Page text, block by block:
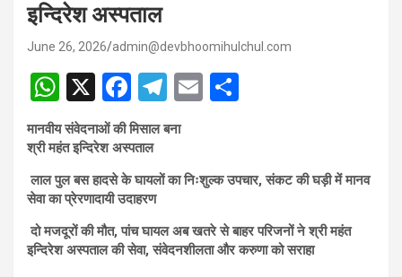
इन्दिरेश अस्पताल
June 26, 2026 admin@devbhoomihulchul.com
W
h
at
s
A
p
p
X
F
a
ce
b
o
o
k
T
el
e
gr
m
E
e
मानवीय संवेदनाओं की मिसाल बना
श्री महंत इन्दिरेश अस्पताल
लाल पुल बस हादसे के घायलों का निःशुल्क उपचार, संकट की घड़ी में मानव
सेवा का प्रेरणादायी उदाहरण
दो मजदूरों की मौत, पांच घायल अब खतरे से बाहर परिजनों ने श्री महंत
इन्दिरेश अस्पताल की सेवा, संवेदनशीलता और करुणा को सराहा